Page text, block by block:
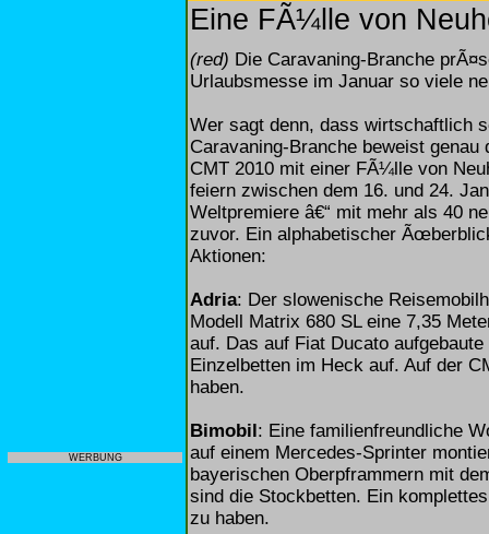
WERBUNG
Eine FÃ¼lle von
(red) Die Caravaning-Branche
Urlaubsmesse im Januar so viele
Wer sagt denn, dass wirtschaftlich
Caravaning-Branche beweist
CMT 2010 mit einer FÃ¼lle von
feiern zwischen dem 16. und 24.
Weltpremiere â€“ mit mehr als 40
zuvor. Ein alphabetischer
Aktionen:
Adria: Der slowenische
Modell Matrix 680 SL eine 7,35
auf. Das auf Fiat Ducato
Einzelbetten im Heck auf. Auf der
haben.
Bimobil: Eine familienfreundliche
auf einem Mercedes-Sprinter
bayerischen Oberpframmern mit
sind die Stockbetten. Ein
zu haben.